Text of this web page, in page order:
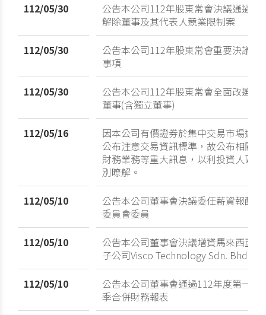
112/05/30
公告本公司112年股東常會決議通過
解除董事及其代表人競業限制案
112/05/30
公告本公司112年股東常會重要決議
事項
112/05/30
公告本公司112年股東常會全面改選
董事(含獨立董事)
112/05/16
因本公司有價證券於集中交易市場達
公布注意交易資訊標準，故公布相關
財務業務等重大訊息，以利投資人區
別暸解。
112/05/10
公告本公司董事會決議委任薪資報酬
委員會委員
112/05/10
公告本公司董事會決議增資馬來西亞
子公司Visco Technology Sdn. Bhd.
112/05/10
公告本公司董事會通過112年度第一
季合併財務報表